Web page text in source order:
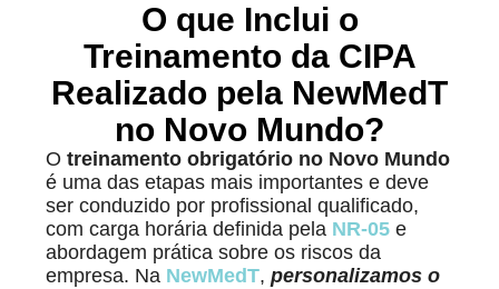
O que Inclui o
Treinamento da CIPA
Realizado pela NewMedT
no Novo Mundo?
Otreinamento obrigatório no Novo Mundo
é uma das etapas mais importantes e deve
ser conduzido por profissional qualificado,
com carga horária definida pela NR-05 e
abordagem prática sobre os riscos da
empresa. Na NewMedT,personalizamos o